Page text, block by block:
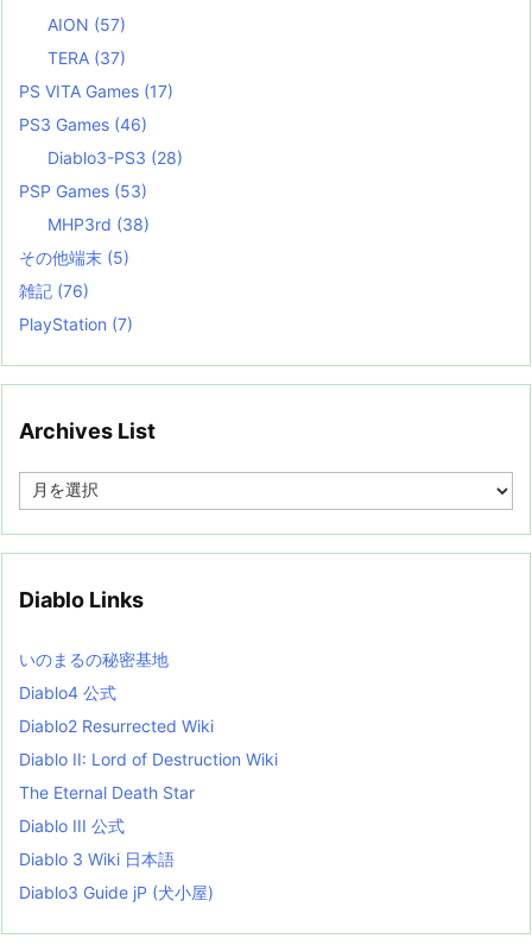
AION (57)
TERA (37)
PS VITA Games (17)
PS3 Games (46)
Diablo3-PS3 (28)
PSP Games (53)
MHP3rd (38)
その他端末 (5)
雑記 (76)
PlayStation (7)
Archives List
e
i
s
t
Diablo Links
いのまるの秘密基地
Diablo4 公式
Diablo2 Resurrected Wiki
Diablo II: Lord of Destruction Wiki
The Eternal Death Star
Diablo III 公式
Diablo 3 Wiki 日本語
Diablo3 Guide jP (犬小屋)